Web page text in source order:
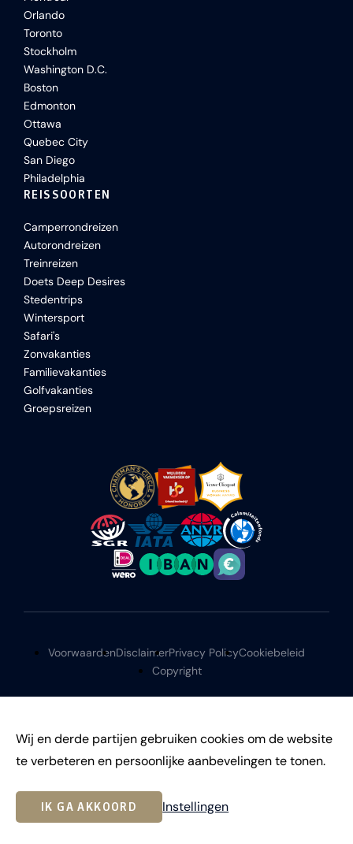
Wij en derde partijen gebruiken cookies om de website
te verbeteren en persoonlijke aanbevelingen te tonen.
IK GA AKKOORD Instellingen
Orlando
Toronto
Stockholm
Washington D.C.
Boston
Edmonton
Ottawa
Quebec City
San Diego
Philadelphia
REISSOORTEN
Camperrondreizen
Autorondreizen
Treinreizen
Doets Deep Desires
Stedentrips
Wintersport
Safari's
Zonvakanties
Familievakanties
Golfvakanties
Groepsreizen
VoorwaardenDisclaimerPrivacy PolicyCookiebeleid
Copyright
©2026